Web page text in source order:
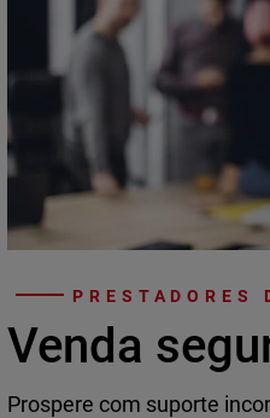
PRESTADORES
Venda
Prospere com suporte